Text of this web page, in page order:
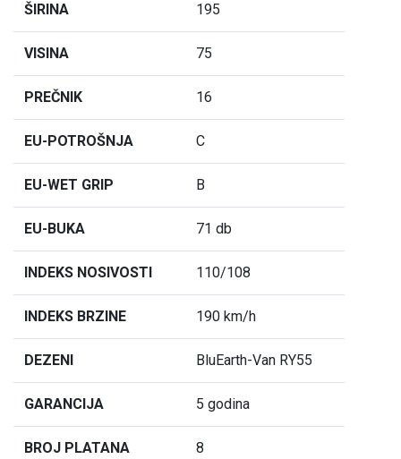
ŠIRINA 195
VISINA 75
PREČNIK 16
EU-POTROŠNJA C
EU-WET GRIP B
EU-BUKA 71 db
INDEKS NOSIVOSTI 110/108
INDEKS BRZINE 190 km/h
DEZENI BluEarth-Van RY55
GARANCIJA 5 godina
BROJ PLATANA 8